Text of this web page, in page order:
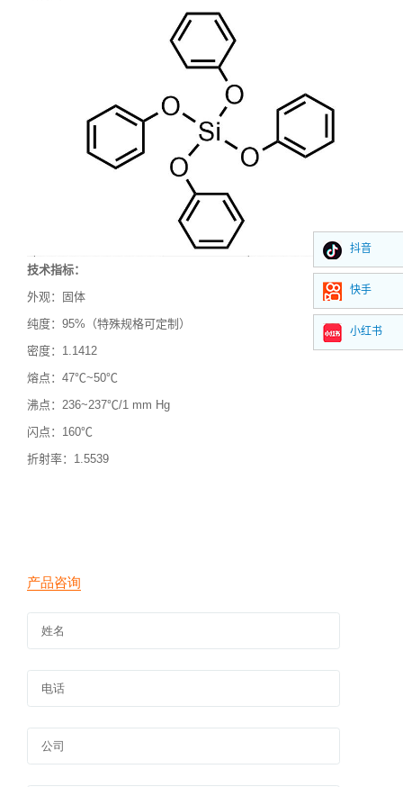
技术指标：
外观：
固体
纯度： 95% （特殊规格可定制）
密度： 1.1412
熔点： 47℃~50℃
沸点： 236~237℃/1 mm Hg
闪点： 160℃
折射率： 1.5539
抖音
快手
小红书